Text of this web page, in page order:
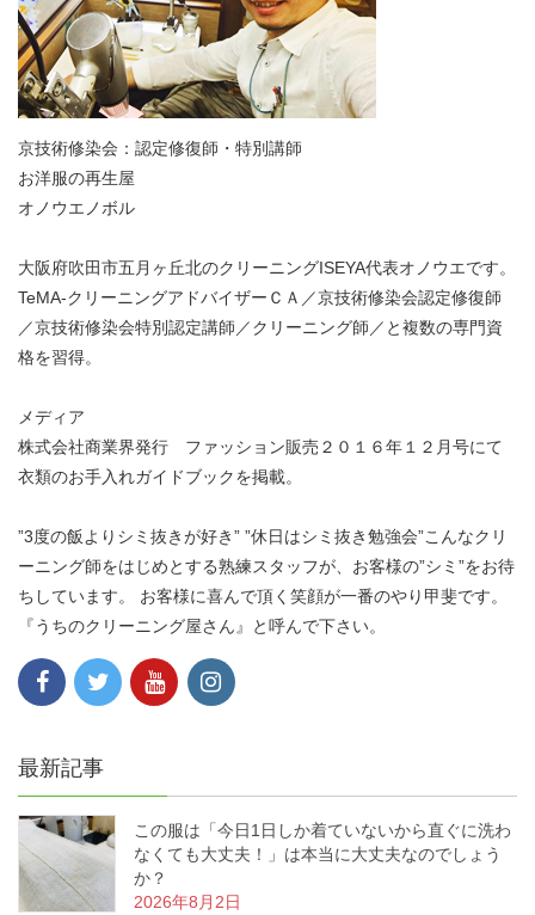
京技術修染会：認定修復師・特別講師
お洋服の再生屋
オノウエノボル
大阪府吹田市五月ヶ丘北のクリーニングISEYA代表オノウエです。
TeMA-クリーニングアドバイザーＣＡ／京技術修染会認定修復師
／京技術修染会特別認定講師／クリーニング師／と複数の専門資
格を習得。
メディア
株式会社商業界発行 ファッション販売２０１６年１２月号にて
衣類のお手入れガイドブックを掲載。
”3度の飯よりシミ抜きが好き” ”休日はシミ抜き勉強会”こんなクリ
ーニング師をはじめとする熟練スタッフが、お客様の”シミ”をお待
ちしています。 お客様に喜んで頂く笑顔が一番のやり甲斐です。
『うちのクリーニング屋さん』と呼んで下さい。
最新記事
この服は「今日1日しか着ていないから直ぐに洗わ
なくても大丈夫！」は本当に大丈夫なのでしょう
か？
2026年8月2日